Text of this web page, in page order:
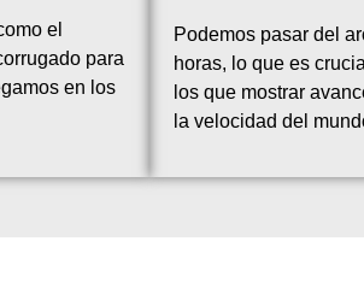
el
para
en los
Podemos pasar del
horas, lo que es
los que mostrar
la velocidad del